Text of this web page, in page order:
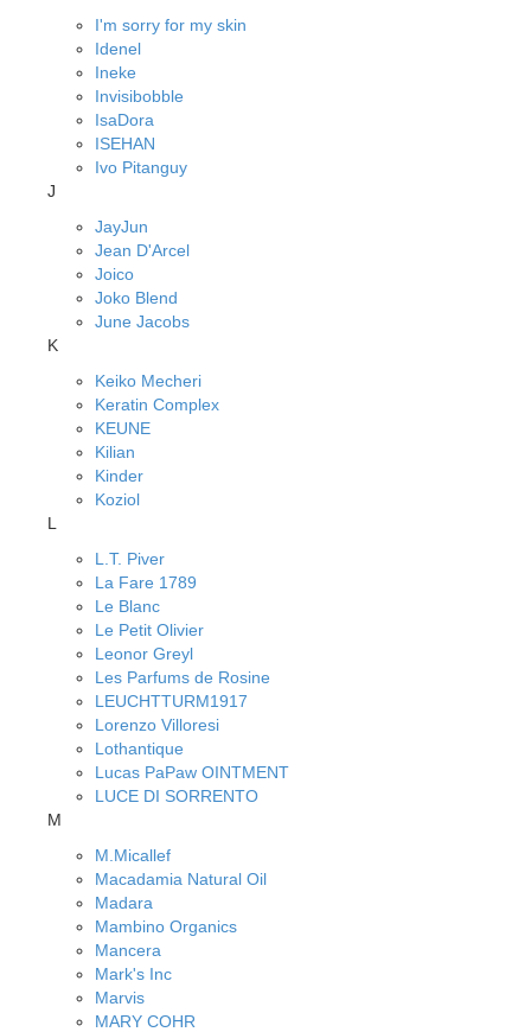
I'm sorry for my skin
Idenel
Ineke
Invisibobble
IsaDora
ISEHAN
Ivo Pitanguy
J
JayJun
Jean D'Arcel
Joico
Joko Blend
June Jacobs
K
Keiko Mecheri
Keratin Complex
KEUNE
Kilian
Kinder
Koziol
L
L.T. Piver
La Fare 1789
Le Blanc
Le Petit Olivier
Leonor Greyl
Les Parfums de Rosine
LEUCHTTURM1917
Lorenzo Villoresi
Lothantique
Lucas PaPaw OINTMENT
LUCE DI SORRENTO
M
M.Micallef
Macadamia Natural Oil
Madara
Mambino Organics
Mancera
Mark's Inc
Marvis
MARY COHR